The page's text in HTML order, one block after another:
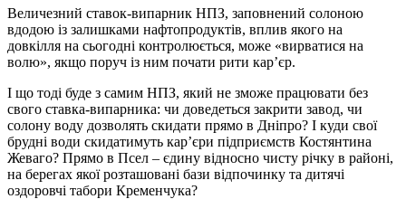
Величезний ставок-випарник НПЗ, заповнений солоною
вдодою із залишками нафтопродуктів, вплив якого на
довкілля на сьогодні контролюється, може «вирватися на
волю», якщо поруч із ним почати рити кар’єр.
І що тоді буде з самим НПЗ, який не зможе працювати без
свого ставка-випарника: чи доведеться закрити завод, чи
солону воду дозволять скидати прямо в Дніпро? І куди свої
брудні води скидатимуть кар’єри підприємств Костянтина
Жеваго? Прямо в Псел – єдину відносно чисту річку в районі,
на берегах якої розташовані бази відпочинку та дитячі
оздоровчі табори Кременчука?